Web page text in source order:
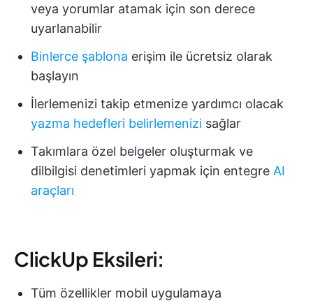
veya yorumlar atamak için son derece
uyarlanabilir
Binlerce şablona erişim ile ücretsiz olarak
başlayın
İlerlemenizi takip etmenize yardımcı olacak
yazma hedefleri belirlemenizi sağlar
Takımlara özel belgeler oluşturmak ve
dilbilgisi denetimleri yapmak için entegre AI
araçları
ClickUp Eksileri:
Tüm özellikler mobil uygulamaya